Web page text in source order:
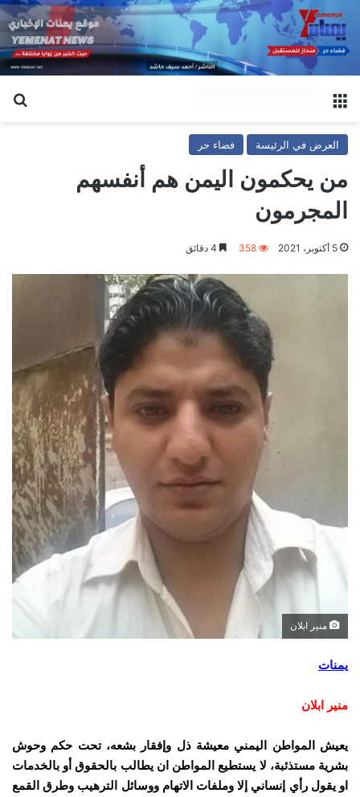
العرض في الرئيسة فضاء حر
من يحكمون اليمن هم أنفسهم
المجرمون
5 أكتوبر، 2021 358
منير ابلان
يمنات
منير ابلان
يعيش المواطن اليمني معيشة ذل وإفقار بشعه، تحت حكم وحوش
بشرية مستذئبة، لا يستطيع المواطن ان يطالب بالحقوق أو بالخدمات
او يقول رأي إنساني إلا وملفات الاتهام ووسائل الترهيب وطرق القمع